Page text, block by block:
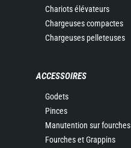
Chariots élévateurs
Chargeuses compactes
Chargeuses pelleteuses
ACCESSOIRES
Godets
Pinces
Manutention sur fourches
Fourches et Grappins